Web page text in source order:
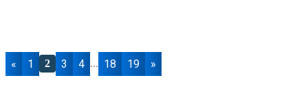
« 1 2 3 4 ... 18 19 »